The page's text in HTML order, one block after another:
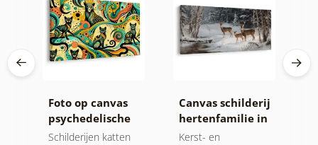
Foto op canvas
psychedelische
katten
Schilderijen katten
Canvas schilderij
hertenfamilie in
de winter
Kerst- en